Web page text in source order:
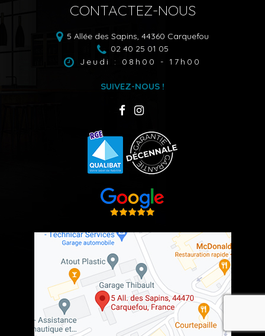
CONTACTEZ-NOUS
5 Allée des Sapins, 44360 Carquefou
02 40 25 01 05
Jeudi : 08h00 - 17h00
SUIVEZ-NOUS !